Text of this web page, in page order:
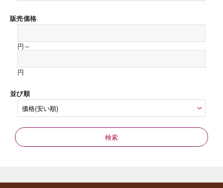
販売価格
円～
円
並び順
岳や末広がりを意味す
つ時」という意味を込
。雄大な八ヶ岳山麓の自
海外 Overseas shops